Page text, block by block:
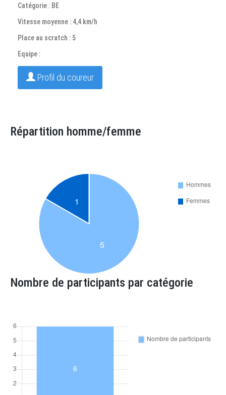
Catégorie : BE
Vitesse moyenne : 4,4 km/h
Place au scratch : 5
Equipe :
Profil du coureur
Répartition homme/femme
Nombre de participants par catégorie